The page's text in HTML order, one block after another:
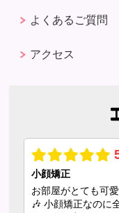
よくあるご質問
アクセス